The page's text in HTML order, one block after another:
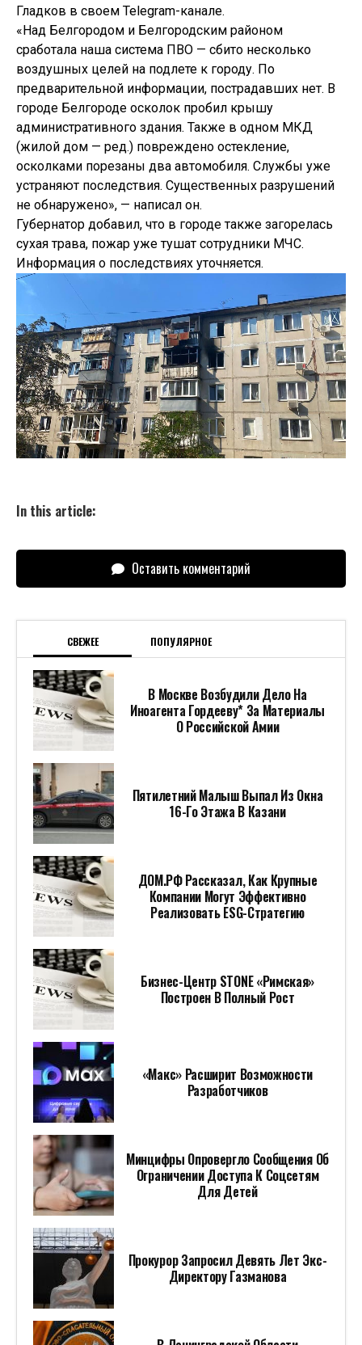
Гладков в своем Telegram-канале.
«Над Белгородом и Белгородским районом
сработала наша система ПВО — сбито несколько
воздушных целей на подлете к городу. По
предварительной информации, пострадавших нет. В
городе Белгороде осколок пробил крышу
административного здания. Также в одном МКД
(жилой дом — ред.) повреждено остекление,
осколками порезаны два автомобиля. Службы уже
устраняют последствия. Существенных разрушений
не обнаружено», — написал он.
Губернатор добавил, что в городе также загорелась
сухая трава, пожар уже тушат сотрудники МЧС.
Информация о последствиях уточняется.
In this article:
Оставить комментарий
СВЕЖЕЕ ПОПУЛЯРНОЕ
В Москве Возбудили Дело На
Иноагента Гордееву* За Материалы
О Российской Амии
Пятилетний Малыш Выпал Из Окна
16-Го Этажа В Казани
ДОМ.РФ Рассказал, Как Крупные
Компании Могут Эффективно
Реализовать ESG-Стратегию
Бизнес-Центр STONE «Римская»
Построен В Полный Рост
«Макс» Расширит Возможности
Разработчиков
Минцифры Опровергло Сообщения Об
Ограничении Доступа К Соцсетям
Для Детей
Прокурор Запросил Девять Лет Экс-
Директору Газманова